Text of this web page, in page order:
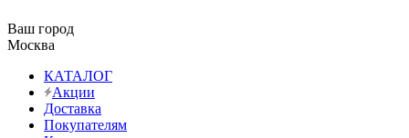
Ваш город
Москва
КАТАЛОГ
Акции
Доставка
Покупателям